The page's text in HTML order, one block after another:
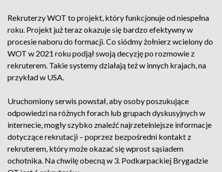
Rekruterzy WOT to projekt, który funkcjonuje od niespełna
roku. Projekt już teraz okazuje się bardzo efektywny w
procesie naboru do formacji. Co siódmy żołnierz wcielony do
WOT w 2021 roku podjął swoją decyzję po rozmowie z
rekruterem. Takie systemy działają też w innych krajach, na
przykład w USA.
Uruchomiony serwis powstał, aby osoby poszukujące
odpowiedzi na różnych forach lub grupach dyskusyjnych w
internecie, mogły szybko znaleźć najrzetelniejsze informacje
dotyczące rekrutacji – poprzez bezpośredni kontakt z
rekruterem, który może okazać się wprost sąsiadem
ochotnika. Na chwilę obecną w 3. Podkarpackiej Brygadzie